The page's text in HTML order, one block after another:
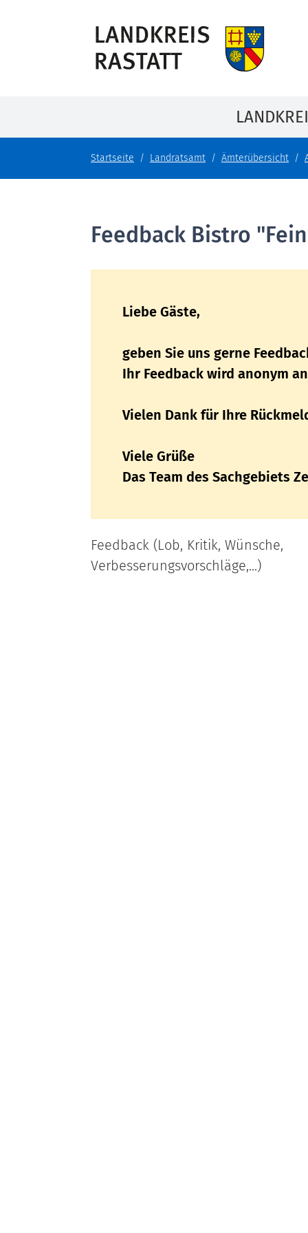
Startseite Landratsamt Ämterübersicht
Feedback Bistro
Liebe Gäste,
geben Sie uns gerne
Ihr Feedback wird anonym
Vielen Dank für Ihre
Viele Grüße
Das Team des Sachgebiets
Feedback (Lob, Kritik, Wünsche,
Verbesserungsvorschläge,...)